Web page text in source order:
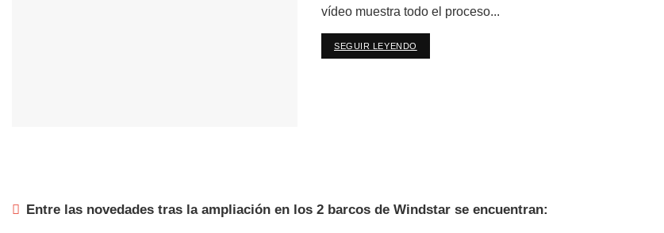
vídeo muestra todo el proceso...
SEGUIR LEYENDO
Entre las novedades tras la ampliación en los 2 barcos de Windstar se encuentran: